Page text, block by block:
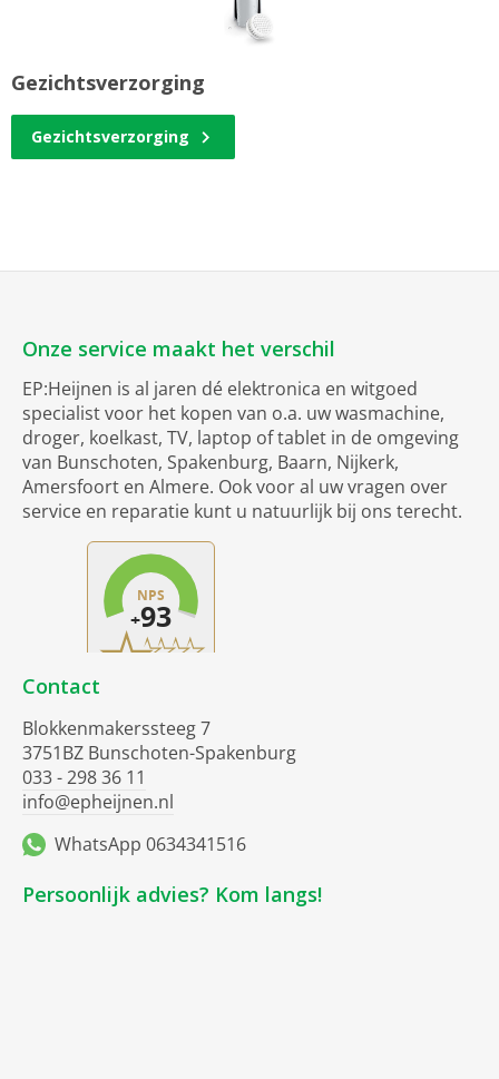
Gezichtsverzorging
Gezichtsverzorging
Onze service maakt het verschil
EP:Heijnen is al jaren dé elektronica en witgoed
specialist voor het kopen van o.a. uw wasmachine,
droger, koelkast, TV, laptop of tablet in de omgeving
van Bunschoten, Spakenburg, Baarn, Nijkerk,
Amersfoort en Almere. Ook voor al uw vragen over
service en reparatie kunt u natuurlijk bij ons terecht.
Contact
Blokkenmakerssteeg 7
3751BZ Bunschoten-Spakenburg
033 - 298 36 11
info@epheijnen.nl
WhatsApp 0634341516
Persoonlijk advies? Kom langs!